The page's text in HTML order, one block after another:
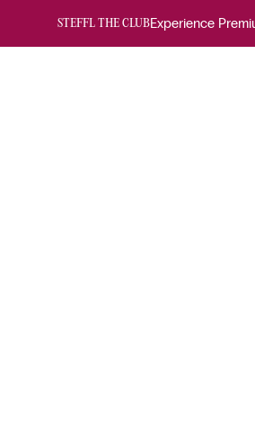
STEFFL THE CLUBExperience